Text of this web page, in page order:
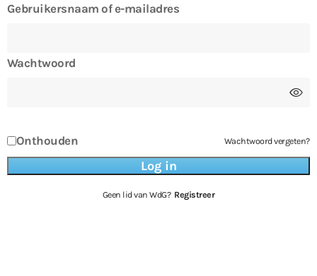
Gebruikersnaam of e-mailadres
Wachtwoord
Onthouden Wachtwoord vergeten?
Geen lid van WdG? Registreer